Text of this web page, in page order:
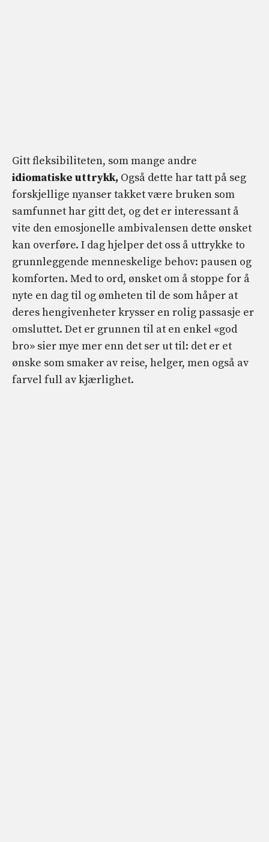
Gitt fleksibiliteten, som mange andre
idiomatiske uttrykk, Også dette har tatt på seg
forskjellige nyanser takket være bruken som
samfunnet har gitt det, og det er interessant å
vite den emosjonelle ambivalensen dette ønsket
kan overføre. I dag hjelper det oss å uttrykke to
grunnleggende menneskelige behov: pausen og
komforten. Med to ord, ønsket om å stoppe for å
nyte en dag til og ømheten til de som håper at
deres hengivenheter krysser en rolig passasje er
omsluttet. Det er grunnen til at en enkel «god
bro» sier mye mer enn det ser ut til: det er et
ønske som smaker av reise, helger, men også av
farvel full av kjærlighet.